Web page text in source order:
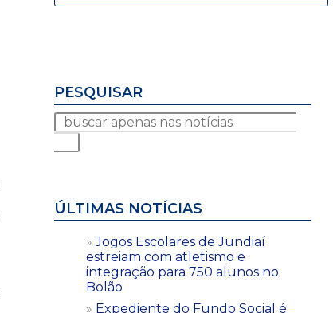
PESQUISAR
ÚLTIMAS NOTÍCIAS
Jogos Escolares de Jundiaí
estreiam com atletismo e
integração para 750 alunos no
Bolão
Expediente do Fundo Social é